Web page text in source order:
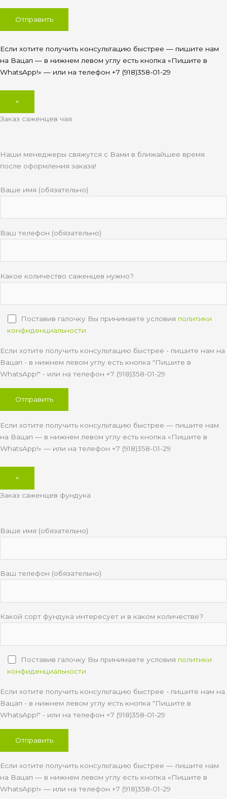
Если хотите получить консультацию быстрее — пишите нам
на Вацап — в нижнем левом углу есть кнопка «Пишите в
WhatsApp!» — или на телефон +7 (918)358-01-29
×
Заказ саженцев чая
Наши менеджеры свяжутся с Вами в ближайшее время
после оформления заказа!
Ваше имя (обязательно)
Ваш телефон (обязательно)
Какое количество саженцев нужно?
Поставив галочку Вы принимаете условия политики
конфиденциальности
Если хотите получить консультацию быстрее - пишите нам на
Вацап - в нижнем левом углу есть кнопка "Пишите в
WhatsApp!" - или на телефон +7 (918)358-01-29
Если хотите получить консультацию быстрее — пишите нам
на Вацап — в нижнем левом углу есть кнопка «Пишите в
WhatsApp!» — или на телефон +7 (918)358-01-29
×
Заказ саженцев фундука
Ваше имя (обязательно)
Ваш телефон (обязательно)
Какой сорт фундука интересует и в каком количестве?
Поставив галочку Вы принимаете условия политики
конфиденциальности
Если хотите получить консультацию быстрее - пишите нам на
Вацап - в нижнем левом углу есть кнопка "Пишите в
WhatsApp!" - или на телефон +7 (918)358-01-29
Если хотите получить консультацию быстрее — пишите нам
на Вацап — в нижнем левом углу есть кнопка «Пишите в
WhatsApp!» — или на телефон +7 (918)358-01-29